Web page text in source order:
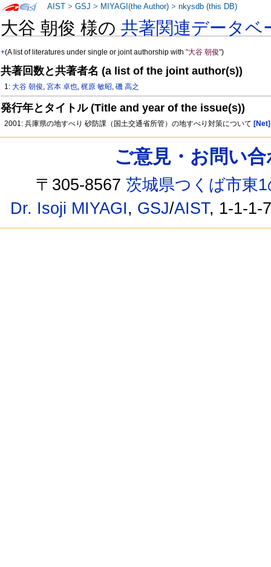
大谷 朝俊 様の共著関連データベ
+(A list of literatures under single or joint authorship with"大谷 朝俊")
共著回数と共著者名 (a list of the joint author(s))
1:大谷 朝俊,宮本 卓也,梶原 敏昭,磯 高之
発行年とタイトル (Title and year of the issue(s))
2001: 兵庫県の地すべり 砂防課（国土交通省所管）の地すべり対策について [Net]
AIST >GSJ > MIYAGI(the Author) >nkysdb (this DB)
ご意見・お問い
〒305-8567茨城県つくば市東
Dr. Isoji MIYAGI, GSJ/AIST, 1-1-1-